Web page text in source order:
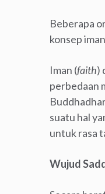
Beberapa
konsep
Iman (faith)
perbedaan
suatu hal
untuk rasa
Wujud